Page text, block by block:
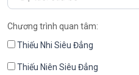
Chương trình quan tâm:
Thiếu Nhi Siêu Đẳng
Thiếu Niên Siêu Đẳng